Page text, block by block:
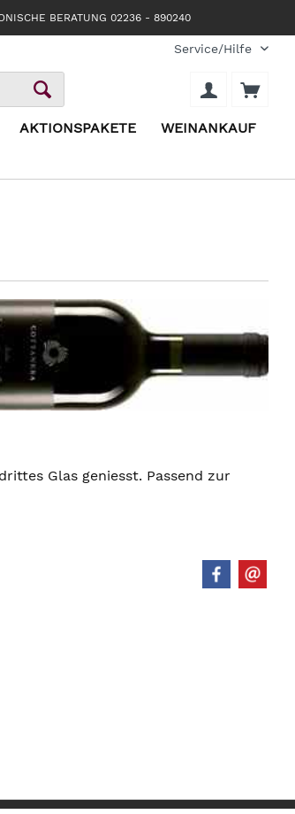
BERATUNG 02236 - 890240
Service/Hilfe
AKTIONSPAKETE WEINANKAUF
Glas geniesst. Passend zur